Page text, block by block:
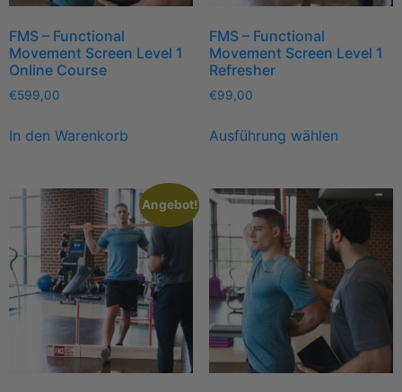
FMS – Functional
Movement Screen Level 1
Online Course
€599,00
In den Warenkorb
FMS – Functional
Movement Screen Level 1
Refresher
€99,00
Ausführung wählen
Angebot!